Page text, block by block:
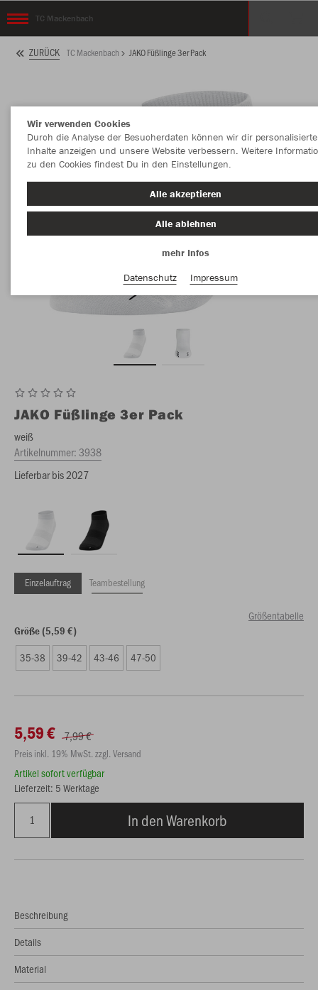
TC Mackenbach
ZURÜCK TC Mackenbach JAKO Füßlinge 3er Pack
JAKO Füßlinge 3er Pack
weiß
Artikelnummer:3938
Lieferbar bis 2027
Einzelauftrag Teambestellung
Größentabelle
Größe (5,59 €)
35-38 39-42 43-46 47-50
5,59 € 7,99 €
Preis inkl. 19% MwSt. zzgl. Versand
Artikel sofort verfügbar
Lieferzeit: 5 Werktage
In den Warenkorb
Beschreibung
Details
Material
Wir verwenden Cookies
Durch die Analyse der Besucherdaten können wir dir personalisierte
Inhalte anzeigen und unsere Website verbessern. Weitere
zu den Cookies findest Du in den Einstellungen.
Alle akzeptieren
Alle ablehnen
mehr Infos
Datenschutz
Impressum